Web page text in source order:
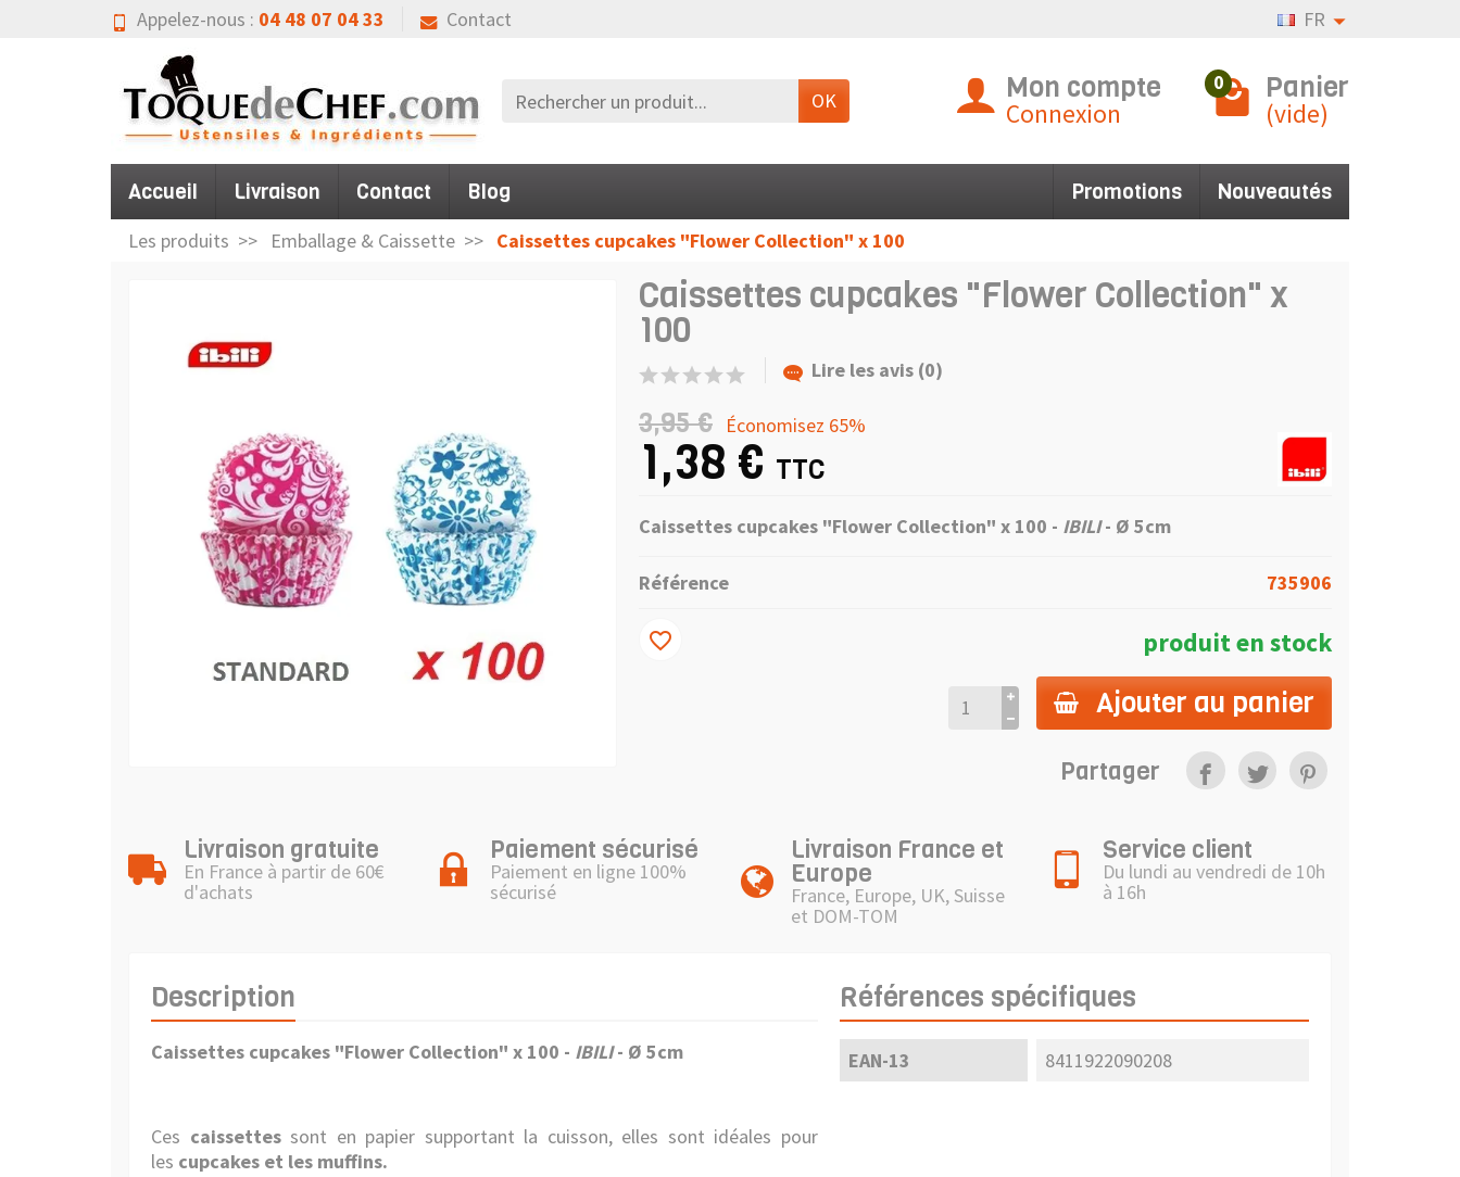
Appelez-nous : 04 48 07 04 33 Contact FR
OK Mon compte
Connexion
0 Panier
(vide)
Accueil Livraison Contact Blog Promotions Nouveautés
Les produits Emballage & Caissette Caissettes cupcakes "Flower Collection" x 100
Caissettes cupcakes "Flower Collection" x
100
Lire les avis (0)
3,95 € Économisez 65%
1,38 € TTC
Caissettes cupcakes "Flower Collection" x 100 - IBILI- Ø 5cm
Référence 735906
produit en stock
Ajouter au panier
favorite_border
Partager
Livraison gratuite
En France à partir de 60€
d'achats
Paiement sécurisé
Paiement en ligne 100%
sécurisé
Livraison France et
Europe
France, Europe, UK, Suisse
et DOM-TOM
Service client
Du lundi au vendredi de 10h
à 16h
Description
Caissettes cupcakes "Flower Collection" x 100 - IBILI- Ø 5cm
Ces caissettessont en papier supportant la cuisson, elles sont idéales pour
les cupcakes et les muffins.
Références spécifiques
EAN-13 8411922090208